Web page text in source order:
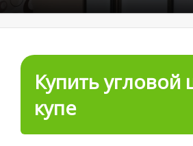
Купить угловой
купе